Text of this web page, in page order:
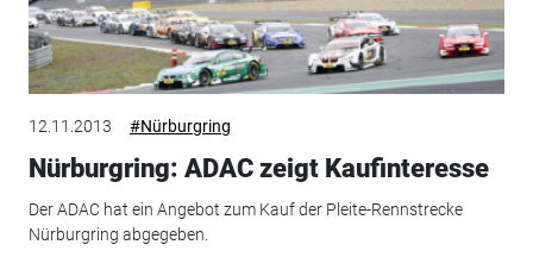
12.11.2013 #Nürburgring
Nürburgring: ADAC zeigt Kaufinteresse
Der ADAC hat ein Angebot zum Kauf der Pleite-Rennstrecke
Nürburgring abgegeben.